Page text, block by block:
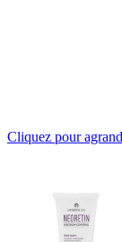
Cliquez pour